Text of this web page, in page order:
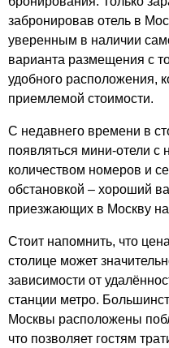
забронировав отель в
уверенным в наличии
варианта размещения с
удобного расположения,
приемлемой стоимости.
С недавнего времени в
появляться мини-отели с
количеством номеров и
обстановкой – хороший
приезжающих в Москву на
Стоит напомнить, что
столице может
зависимости от
станции метро.
Москвы расположены
что позволяет гостям